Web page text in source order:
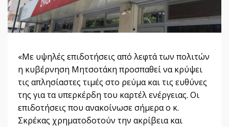
«Με υψηλές επιδοτήσεις από λεφτά των πολιτών
η κυβέρνηση Μητσοτάκη προσπαθεί να κρύψει
τις απλησίαστες τιμές στο ρεύμα και τις ευθύνες
της για τα υπερκέρδη του καρτέλ ενέργειας. Οι
επιδοτήσεις που ανακοίνωσε σήμερα ο κ.
Σκρέκας χρηματοδοτούν την ακρίβεια και